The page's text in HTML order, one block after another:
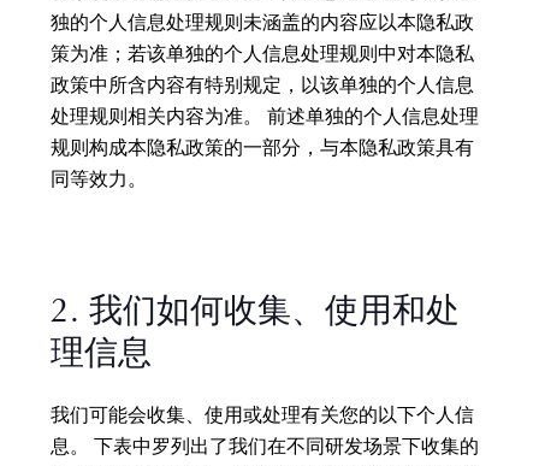
独的个人信息处理规则未涵盖的内容应以本隐私政
策为准；若该单独的个人信息处理规则中对本隐私
政策中所含内容有特别规定，以该单独的个人信息
处理规则相关内容为准。 前述单独的个人信息处理
规则构成本隐私政策的一部分，与本隐私政策具有
同等效力。
2. 我们如何收集、使用和处
理信息
我们可能会收集、使用或处理有关您的以下个人信
息。 下表中罗列出了我们在不同研发场景下收集的